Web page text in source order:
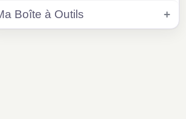
Boîte à Outils